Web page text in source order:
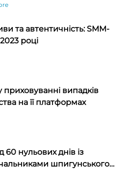
та автентичність: SMM-
році
випадків
на її платформах
60 нульових днів із
шпигунського